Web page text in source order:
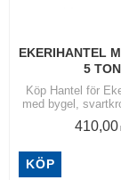
EKERIHANTEL
5 TON
Köp Hantel för
med bygel,
Reservdelar &
410,00
KÖP